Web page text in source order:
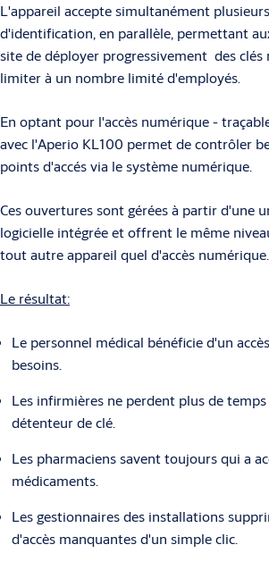
L'appareil accepte simultanément
d'identification, en parallèle, permettant
site de déployer progressivement des clés
limiter à un nombre limité d'employés.
En optant pour l'accès numérique -
avec l'Aperio KL100 permet de contrôler
points d'accés via le système numérique.
Ces ouvertures sont gérées à partir d'une
logicielle intégrée et offrent le même
tout autre appareil quel d'accès numérique.
Le résultat:
Le personnel médical bénéficie d'un
besoins.
Les infirmières ne perdent plus de
détenteur de clé.
Les pharmaciens savent toujours qui a
médicaments.
Les gestionnaires des installations
d'accès manquantes d'un simple clic.